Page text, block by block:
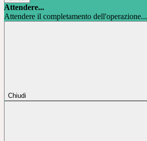
Attendere...
Attendere il completamento dell'operazione...
Chiudi